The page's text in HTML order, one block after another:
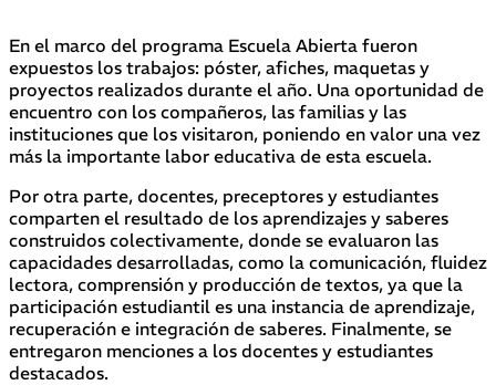
En el marco del programa Escuela Abierta fueron
expuestos los trabajos: póster, afiches, maquetas y
proyectos realizados durante el año. Una oportunidad de
encuentro con los compañeros, las familias y las
instituciones que los visitaron, poniendo en valor una vez
más la importante labor educativa de esta escuela.
Por otra parte, docentes, preceptores y estudiantes
comparten el resultado de los aprendizajes y saberes
construidos colectivamente, donde se evaluaron las
capacidades desarrolladas, como la comunicación, fluidez
lectora, comprensión y producción de textos, ya que la
participación estudiantil es una instancia de aprendizaje,
recuperación e integración de saberes. Finalmente, se
entregaron menciones a los docentes y estudiantes
destacados.